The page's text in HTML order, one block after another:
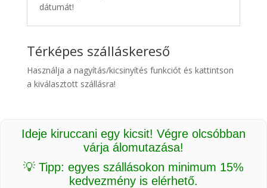
dátumát!
Térképes szálláskereső
Használja a nagyítás/kicsinyítés funkciót és kattintson
a kiválasztott szállásra!
Ideje kiruccani egy kicsit! Végre olcsóbban
várja álomutazása!
💡 Tipp: egyes szállásokon minimum 15%
kedvezmény is elérhető.